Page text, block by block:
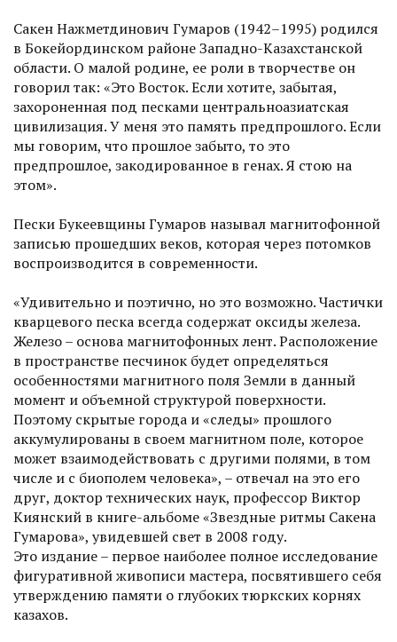
Сакен Нажметдинович Гумаров (1942–1995) родился
в Бокейординском районе Западно-Казахстанской
области. О малой родине, ее роли в творчестве он
говорил так: «Это Восток. Если хотите, забытая,
захороненная под песками центральноазиатская
цивилизация. У меня это память предпрошлого. Если
мы говорим, что прошлое забыто, то это
предпрошлое, закодированное в генах. Я стою на
этом».
Пески Букеевщины Гумаров называл магнитофонной
за­писью прошедших веков, которая через потомков
воспроизводится в современности.
«Удивительно и поэтично, но это возможно. Частички
кварцевого песка всегда содержат оксиды железа.
Железо – основа магнитофонных лент. Расположение
в пространстве песчинок будет определяться
особеннос­тями магнитного поля Земли в данный
момент и объемной структурой поверхности.
Поэтому скрытые города и «следы» прошлого
аккумулированы в своем магнитном поле, которое
может взаимодейст­вовать с другими полями, в том
числе и с био­полем человека», – отвечал на это его
друг, доктор технических наук, профессор Виктор
Киянский в книге-альбоме «Звездные ритмы Сакена
Гумарова», увидевшей свет в 2008 году.
Это издание – первое наиболее полное исследование
фигуративной живописи мастера, посвятившего себя
утверждению памяти о глубоких тюркских корнях
казахов.